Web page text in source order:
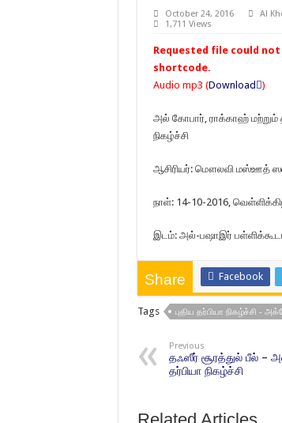
October 24, 2016 Al
1,711 Views
Requested file could
shortcode.
Audio mp3 (Download )
அல் கோபார், ராக்காஹ் மற்றும்
நிகழ்ச்சி
ஆசிரியர்: மௌலவி மஸ்ஊத்
நாள்: 14-10-2016,
இடம்: அல்-பஷாஇர்
Share Facebook
Tags புதிய தர்பியா நிகழ்ச்சி -
Previous
தஃஸீர் சூரத்துல் பீல் –
தர்பியா நிகழ்ச்சி